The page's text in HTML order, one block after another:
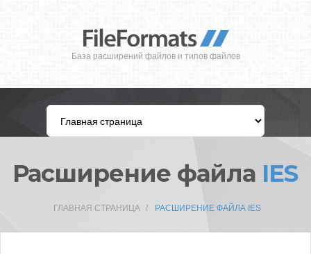
База расширений файлов и типов файлов
Расширение файла IES
ГЛАВНАЯ СТРАНИЦА РАСШИРЕНИЕ ФАЙЛА IES